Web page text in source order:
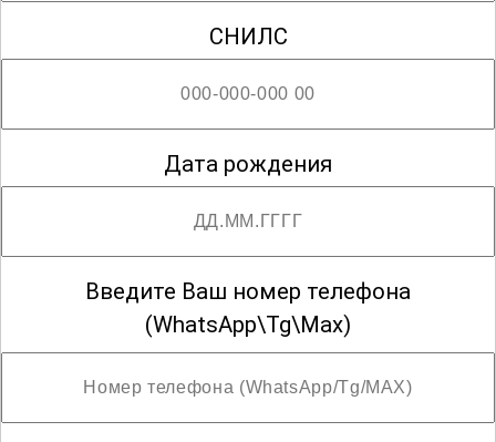
СНИЛС
Дата рождения
Введите Ваш номер телефона
(WhatsApp\Tg\Max)